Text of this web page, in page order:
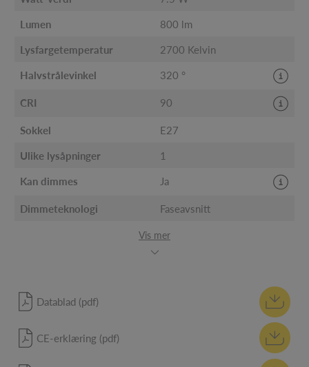
Lumen 800 lm
Lysfargetemperatur 2700 Kelvin
Halvstrålevinkel 320 °
CRI 90
Sokkel E27
Ulike lysåpninger 1
Kan dimmes Ja
Dimmeteknologi Faseavsnitt
Vis mer
Datablad (pdf)
CE-erklæring (pdf)